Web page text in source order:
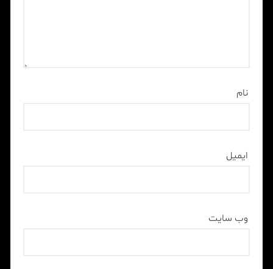
نام
ایمیل
وب‌ سایت